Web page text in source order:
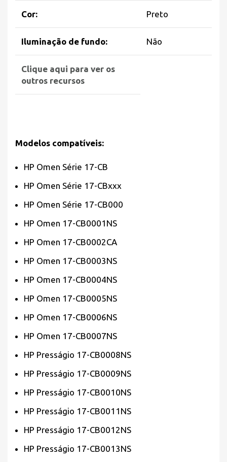
Cor: Preto
Iluminação de fundo: Não
Clique aqui para ver os
outros recursos
Modelos compatíveis:
HP Omen Série 17-CB
HP Omen Série 17-CBxxx
HP Omen Série 17-CB000
HP Omen 17-CB0001NS
HP Omen 17-CB0002CA
HP Omen 17-CB0003NS
HP Omen 17-CB0004NS
HP Omen 17-CB0005NS
HP Omen 17-CB0006NS
HP Omen 17-CB0007NS
HP Presságio 17-CB0008NS
HP Presságio 17-CB0009NS
HP Presságio 17-CB0010NS
HP Presságio 17-CB0011NS
HP Presságio 17-CB0012NS
HP Presságio 17-CB0013NS